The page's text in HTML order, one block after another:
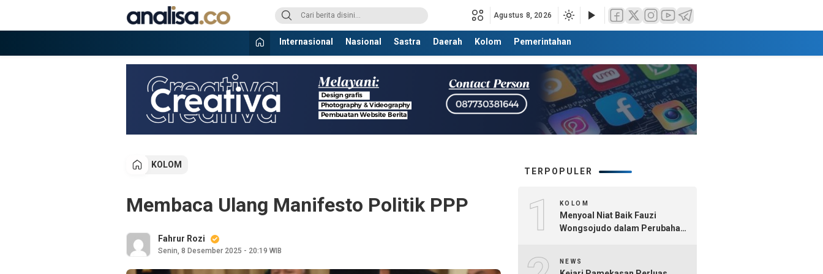
konten
Agustus 8, 2026
Internasional Nasional Sastra Daerah Kolom Pemerintahan
KOLOM
Membaca Ulang Manifesto Politik PPP
Fahrur Rozi
Senin, 8 Desember 2025 - 20:19 WIB
TERPOPULER
1 KOLOM
Menyoal Niat Baik Fauzi
Wongsojudo dalam Perubahan
NEWS